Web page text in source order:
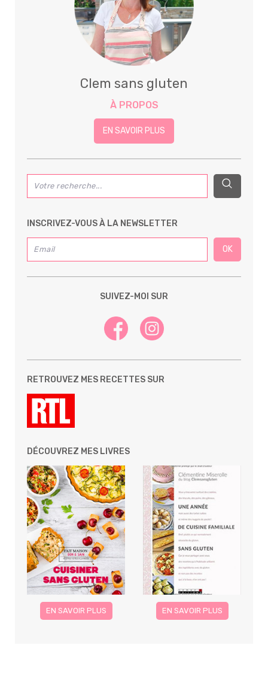
Clem sans gluten
À PROPOS
EN SAVOIR PLUS
INSCRIVEZ-VOUS À LA NEWSLETTER
SUIVEZ-MOI SUR
RETROUVEZ MES RECETTES SUR
DÉCOUVREZ MES LIVRES
EN SAVOIR PLUS EN SAVOIR PLUS